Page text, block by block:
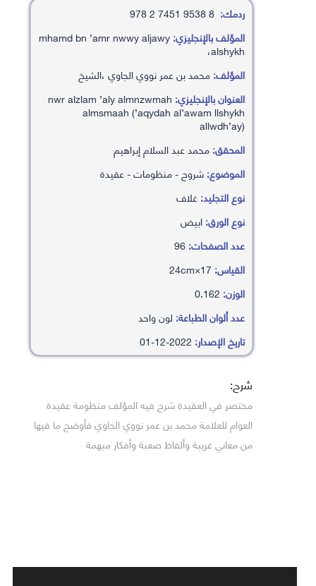
ردمك:
المؤلف بالإنجليزي:mhamd bn ’amr nwwy aljawy
،alshykh
المؤلف:محمد بن عمر نووي الجاوي ،الشيخ
العنوان بالإنجليزي: nwr alzlam ’aly almnzwmah
almsmaah (’aqydah al’awam llshykh
allwdh’ay)
المحقق:محمد عبد السلام إبراهيم
الموضوع:شروح - منظومات - عقيدة
نوع التجليد:غلاف
نوع الورق:ابيض
عدد الصفحات:
القياس:
الوزن:
عدد ألوان الطباعة: لون واحد
تاريخ الإصدار:
شرح:
مختصر في العقيدة شرح فيه المؤلف منظومة عقيدة
العوام للعلامة محمد بن عمر نووي الجاوي فأوضح ما فيها
من معاني غريبة وألفاظ صعبة وأفكار مبهمة